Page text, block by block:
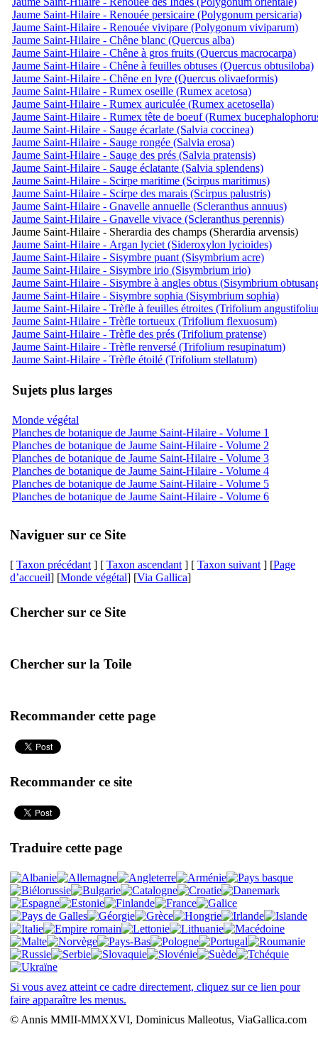
Jaume Saint-Hilaire - Renouée persicaire (Polygonum persicaria)
Jaume Saint-Hilaire - Renouée vivipare (Polygonum viviparum)
Jaume Saint-Hilaire - Chêne blanc (Quercus alba)
Jaume Saint-Hilaire - Chêne à gros fruits (Quercus macrocarpa)
Jaume Saint-Hilaire - Chêne à feuilles obtuses (Quercus obtusiloba)
Jaume Saint-Hilaire - Chêne en lyre (Quercus olivaeformis)
Jaume Saint-Hilaire - Rumex oseille (Rumex acetosa)
Jaume Saint-Hilaire - Rumex auriculée (Rumex acetosella)
Jaume Saint-Hilaire - Rumex tête de boeuf (Rumex
Jaume Saint-Hilaire - Sauge écarlate (Salvia coccinea)
Jaume Saint-Hilaire - Sauge rongée (Salvia erosa)
Jaume Saint-Hilaire - Sauge des prés (Salvia pratensis)
Jaume Saint-Hilaire - Sauge éclatante (Salvia splendens)
Jaume Saint-Hilaire - Scirpe maritime (Scirpus maritimus)
Jaume Saint-Hilaire - Scirpe des marais (Scirpus palustris)
Jaume Saint-Hilaire - Gnavelle annuelle (Scleranthus annuus)
Jaume Saint-Hilaire - Gnavelle vivace (Scleranthus perennis)
Jaume Saint-Hilaire - Sherardia des champs (Sherardia arvensis)
Jaume Saint-Hilaire - Argan lyciet (Sideroxylon lycioides)
Jaume Saint-Hilaire - Sisymbre puant (Sisymbrium acre)
Jaume Saint-Hilaire - Sisymbre irio (Sisymbrium irio)
Jaume Saint-Hilaire - Sisymbre à angles obtus (Sisymbrium
Jaume Saint-Hilaire - Sisymbre sophia (Sisymbrium sophia)
Jaume Saint-Hilaire - Trèfle à feuilles étroites (Trifolium
Jaume Saint-Hilaire - Trèfle tortueux (Trifolium flexuosum)
Jaume Saint-Hilaire - Trèfle des prés (Trifolium pratense)
Jaume Saint-Hilaire - Trèfle renversé (Trifolium resupinatum)
Jaume Saint-Hilaire - Trèfle étoilé (Trifolium stellatum)
Sujets plus larges
Monde végétal
Planches de botanique de Jaume Saint-Hilaire - Volume 1
Planches de botanique de Jaume Saint-Hilaire - Volume 2
Planches de botanique de Jaume Saint-Hilaire - Volume 3
Planches de botanique de Jaume Saint-Hilaire - Volume 4
Planches de botanique de Jaume Saint-Hilaire - Volume 5
Planches de botanique de Jaume Saint-Hilaire - Volume 6
Naviguer sur ce Site
[ Taxon précédant ] [ Taxon ascendant ] [ Taxon suivant ] [Page
d’accueil] [Monde végétal] [Via Gallica]
Chercher sur ce Site
Chercher sur la Toile
Recommander cette page
Recommander ce site
Traduire cette page
Si vous avez atteint ce cadre directement, cliquez sur ce lien pour
faire apparaître les menus.
© Annis MMII-MMXXVI, Dominicus Malleotus, ViaGallica.com